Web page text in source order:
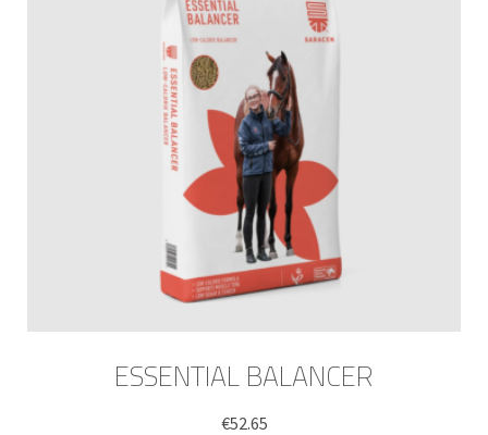
ESSENTIAL BALANCER
€52.65